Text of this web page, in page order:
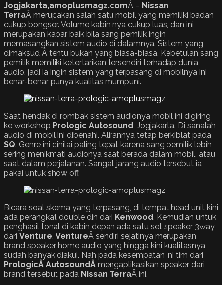
Jogjakarta,amoplusmagz.comÂ – Nissan
TerraÂ merupakan salah satu mobil yang memiliki badan
cukup bongsor. Volume kabin nya cukup luas, dan ini
merupakan kabar baik bila sang pemilik ingin
memasangkan sistem audio di dalamnya. Sistem yang
dimaksud Â tentu bukan yang biasa-biasa. Kebetulan sang
pemilik memiliki ketertarikan tersendiri terhadap dunia
audio, jadi ia ingin sistem yang terpasang di mobilnya ini
benar-benar punya kualitas mumpuni.
Saat hendak di rombak sistem audionya mobil ini digiring
ke workshop Prologic Autosound , Jogjakarta. Di sanalah
audio di mobil ini dibenahi. Alirannya tetap berkiblat pada
SQ. Genre ini dinilai paling tepat karena sang pemilik lebih
sering menikmati audionya saat berada dalam mobil, atau
saat dalam perjalanan. Sangat jarang audio tersebut ia
pakai untuk show off.
Bicara soal skema yang terpasang, di tempat head unit kini
ada perangkat double din dari Kenwood. Kemudian untuk
penghasil tonal di kabin depan ada satu set speaker 3way
dari Venture. VentureÂ sendiri sejatinya merupakan
brand speaker home audio yang hingga kini kualitasnya
sudah banyak diakui. Nah pada kesempatan ini tim dari
PrologicÂ AutosoundÂ mengaplikasikan speaker dari
brand tersebut pada Nissan TerraÂ ini.